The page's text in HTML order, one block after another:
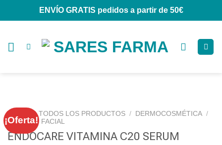
ENVÍO GRATIS pedidos a partir de 50€
¡Oferta!
TODOS LOS PRODUCTOS / DERMOCOSMÉTICA /
CUIDADO FACIAL
ENDOCARE VITAMINA C20 SERUM